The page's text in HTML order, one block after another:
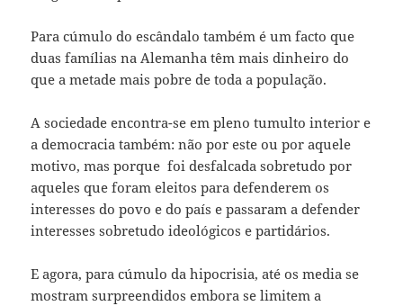
Para cúmulo do escândalo também é um facto que
duas famílias na Alemanha têm mais dinheiro do
que a metade mais pobre de toda a população.
A sociedade encontra-se em pleno tumulto interior e
a democracia também: não por este ou por aquele
motivo, mas porque foi desfalcada sobretudo por
aqueles que foram eleitos para defenderem os
interesses do povo e do país e passaram a defender
interesses sobretudo ideológicos e partidários.
E agora, para cúmulo da hipocrisia, até os media se
mostram surpreendidos embora se limitem a